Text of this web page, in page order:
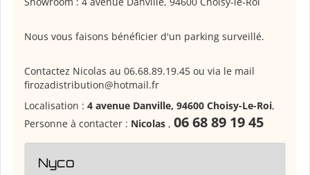
Nous vous faisons bénéficier d'un parking surveillé.
Contactez Nicolas au 06.68.89.19.45 ou via le mail
firozadistribution@hotmail.fr
Localisation : 4 avenue Danville, 94600 Choisy-Le-Roi,
Personne à contacter : Nicolas , 06 68 89 19 45
Nyco